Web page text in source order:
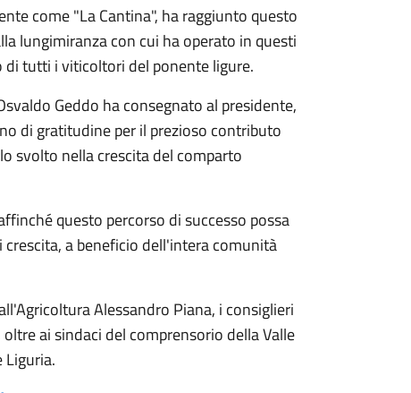
come "La Cantina", ha raggiunto questo
lungimiranza con cui ha operato in questi
di tutti i viticoltori del ponente ligure.
Geddo ha consegnato al presidente,
di gratitudine per il prezioso contributo
svolto nella crescita del comparto
questo percorso di successo possa
a beneficio dell'intera comunità
Alessandro Piana, i consiglieri
oltre ai sindaci del comprensorio della Valle